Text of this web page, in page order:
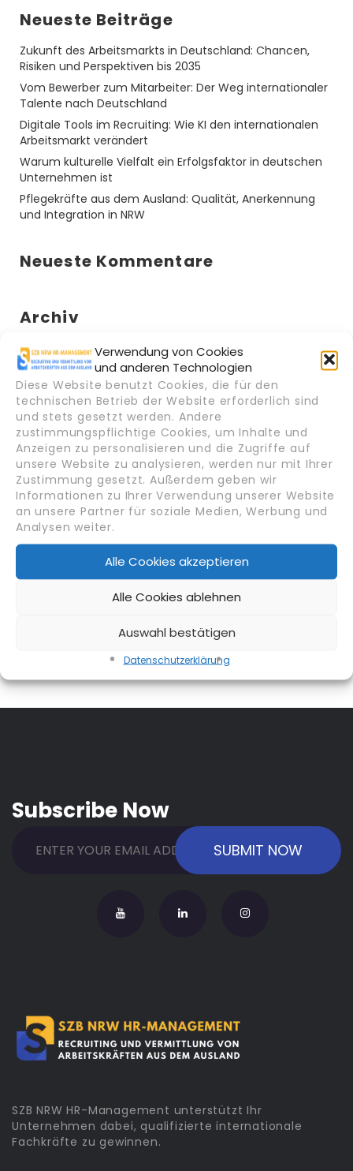
Verwendung von Cookies
und anderen Technologien
Diese Website benutzt Cookies, die für den
technischen Betrieb der Website erforderlich sind
und stets gesetzt werden. Andere
zustimmungspflichtige Cookies, um Inhalte und
Anzeigen zu personalisieren und die Zugriffe auf
unsere Website zu analysieren, werden nur mit Ihrer
Zustimmung gesetzt. Außerdem geben wir
Informationen zu Ihrer Verwendung unserer Website
an unsere Partner für soziale Medien, Werbung und
Analysen weiter.
Alle Cookies akzeptieren
Alle Cookies ablehnen
Auswahl bestätigen
Datenschutz­erklärung
Neueste Beiträge
Zukunft des Arbeitsmarkts in Deutschland: Chancen,
Risiken und Perspektiven bis 2035
Vom Bewerber zum Mitarbeiter: Der Weg internationaler
Talente nach Deutschland
Digitale Tools im Recruiting: Wie KI den internationalen
Arbeitsmarkt verändert
Warum kulturelle Vielfalt ein Erfolgsfaktor in deutschen
Unternehmen ist
Pflegekräfte aus dem Ausland: Qualität, Anerkennung
und Integration in NRW
Neueste Kommentare
Archiv
Oktober 2025
September 2025
Kategorien
Arbeiten in Deutschland
Ausbildung & Karriereentwicklung
HR & Recruiting Trends
Migration & Recht
News
Kommentar-Feed
Subscribe Now
SZB NRW HR-Management unterstützt Ihr
Unternehmen dabei, qualifizierte internationale
Fachkräfte zu gewinnen.